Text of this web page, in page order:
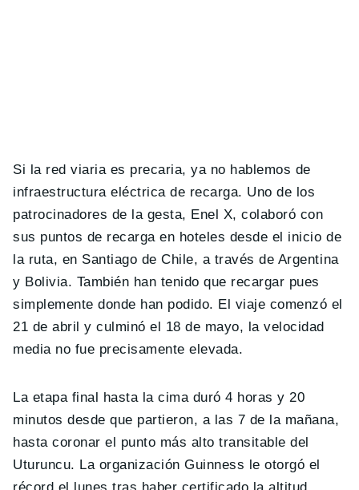
Si la red viaria es precaria, ya no hablemos de
infraestructura eléctrica de recarga. Uno de los
patrocinadores de la gesta, Enel X, colaboró con
sus puntos de recarga en hoteles desde el inicio de
la ruta, en Santiago de Chile, a través de Argentina
y Bolivia. También han tenido que recargar pues
simplemente donde han podido. El viaje comenzó el
21 de abril y culminó el 18 de mayo, la velocidad
media no fue precisamente elevada.
La etapa final hasta la cima duró 4 horas y 20
minutos desde que partieron, a las 7 de la mañana,
hasta coronar el punto más alto transitable del
Uturuncu. La organización Guinness le otorgó el